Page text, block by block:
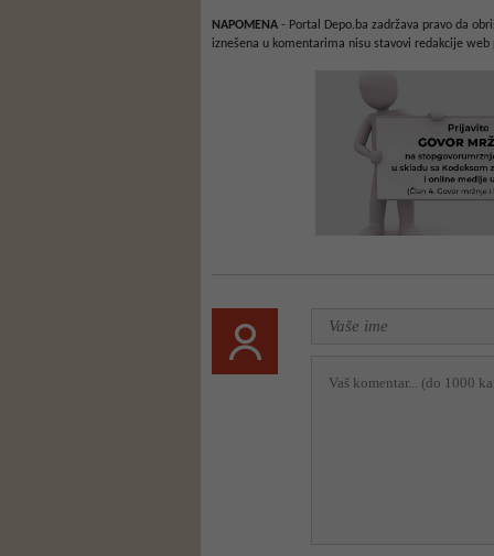
NAPOMENA - Portal Depo.ba zadržava pravo da
iznešena u komentarima nisu stavovi redakcije web